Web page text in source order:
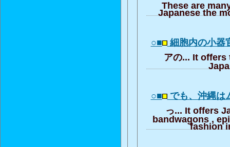
These are
Japanese the
○■ 細胞内の小
アの... It
○■ でも、沖縄
っ... It offers
bandwagons ,
fashion